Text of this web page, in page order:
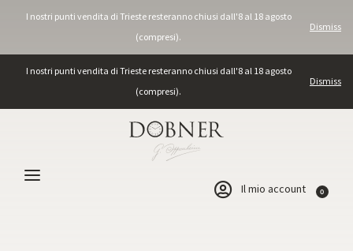
I nostri punti vendita di Trieste resteranno chiusi dall'8 al 18 agosto
(compresi).
Dismiss
I nostri punti vendita di Trieste resteranno chiusi dall'8 al 18 agosto
(compresi).
Dismiss
Il mio account 0